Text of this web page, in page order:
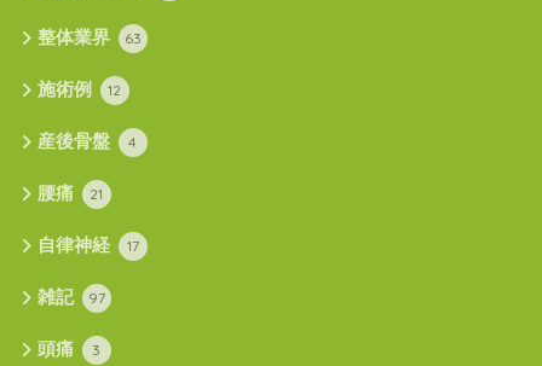
整体業界 63
施術例 12
産後骨盤 4
腰痛 21
自律神経 17
雑記 97
頭痛 3